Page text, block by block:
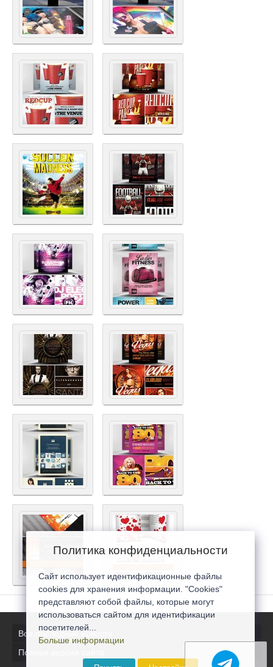
Все последние новости
Полная версия сайта
Политика конфиденциальности
Сайт использует идентификационные файлы
cookies для хранения информации. "Cookies"
представляют собой файлы, которые могут
использоваться сайтом для идентификации
посетителей...
Больше информации